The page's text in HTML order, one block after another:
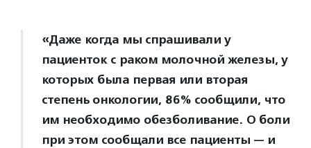
«Даже когда мы спрашивали у
пациенток с раком молочной железы, у
которых была первая или вторая
степень онкологии, 86% сообщили, что
им необходимо обезболивание. О боли
при этом сообщали все пациенты — и